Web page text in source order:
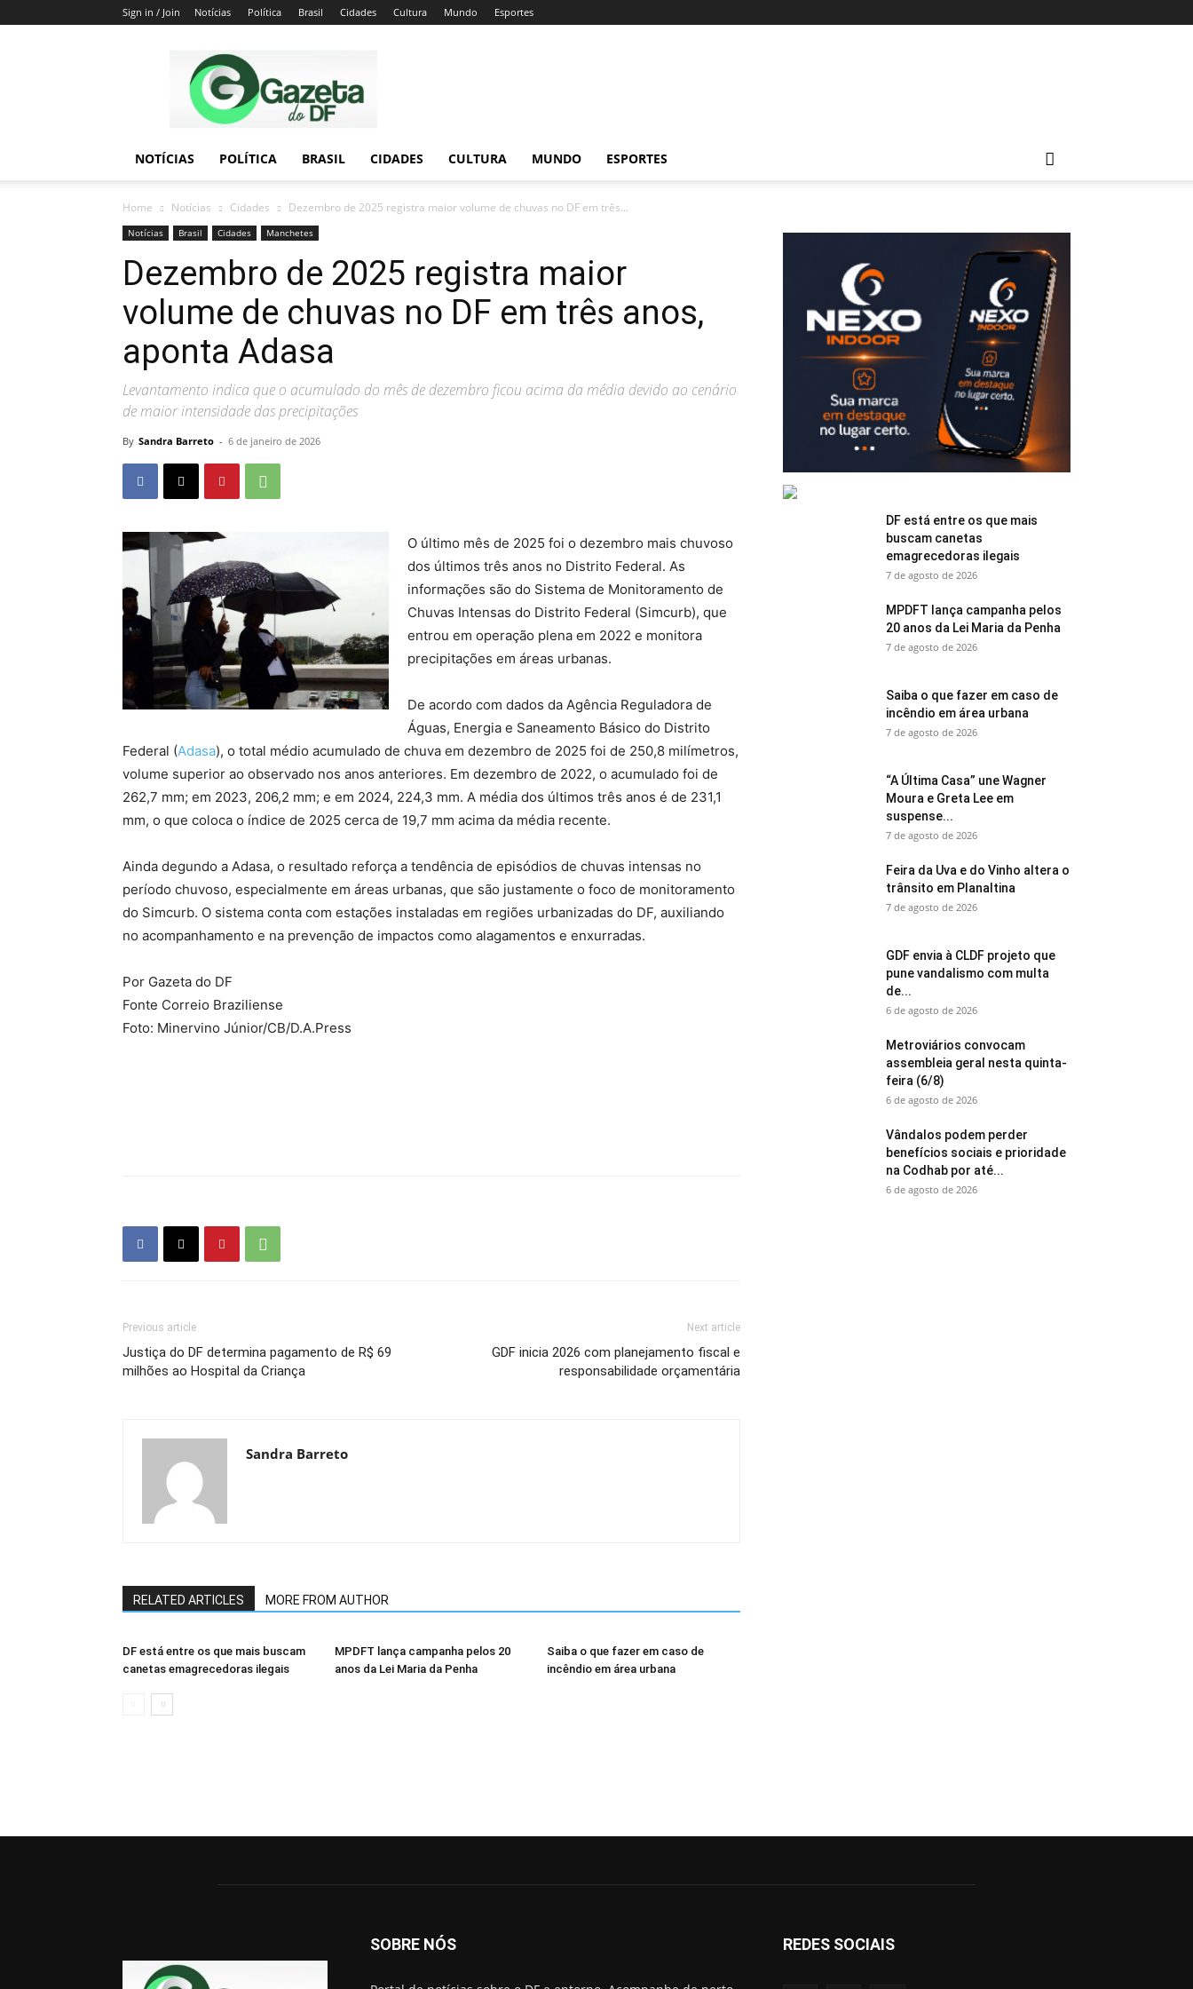
Sign in / Join Notícias Política Brasil Cidades Cultura Mundo Esportes
do
DF
NOTÍCIAS POLÍTICA BRASIL CIDADES CULTURA MUNDO ESPORTES
Home Notícias Cidades Dezembro de 2025 registra maior volume de chuvas no DF em três...
Notícias Brasil Cidades Manchetes
Dezembro de 2025 registra maior
volume de chuvas no DF em três anos,
aponta Adasa
Levantamento indica que o acumulado do mês de dezembro ficou acima da média devido ao cenário
de maior intensidade das precipitações
By Sandra Barreto - 6 de janeiro de 2026
O último mês de 2025 foi o dezembro mais chuvoso
dos últimos três anos no Distrito Federal. As
informações são do Sistema de Monitoramento de
Chuvas Intensas do Distrito Federal (Simcurb), que
entrou em operação plena em 2022 e monitora
precipitações em áreas urbanas.
De acordo com dados da Agência Reguladora de
Águas, Energia e Saneamento Básico do Distrito
Federal (Adasa), o total médio acumulado de chuva em dezembro de 2025 foi de 250,8 milímetros,
volume superior ao observado nos anos anteriores. Em dezembro de 2022, o acumulado foi de
262,7 mm; em 2023, 206,2 mm; e em 2024, 224,3 mm. A média dos últimos três anos é de 231,1
mm, o que coloca o índice de 2025 cerca de 19,7 mm acima da média recente.
Ainda degundo a Adasa, o resultado reforça a tendência de episódios de chuvas intensas no
período chuvoso, especialmente em áreas urbanas, que são justamente o foco de monitoramento
do Simcurb. O sistema conta com estações instaladas em regiões urbanizadas do DF, auxiliando
no acompanhamento e na prevenção de impactos como alagamentos e enxurradas.
Por Gazeta do DF
Fonte Correio Braziliense
Foto: Minervino Júnior/CB/D.A.Press
Previous article
Justiça do DF determina pagamento de R$ 69
milhões ao Hospital da Criança
Next article
GDF inicia 2026 com planejamento fiscal e
responsabilidade orçamentária
Sandra Barreto
RELATED ARTICLES MORE FROM AUTHOR
DF está entre os que mais buscam
canetas emagrecedoras ilegais
MPDFT lança campanha pelos 20
anos da Lei Maria da Penha
Saiba o que fazer em caso de
incêndio em área urbana
DF está entre os que mais
buscam canetas
emagrecedoras ilegais
7 de agosto de 2026
MPDFT lança campanha pelos
20 anos da Lei Maria da Penha
7 de agosto de 2026
Saiba o que fazer em caso de
incêndio em área urbana
7 de agosto de 2026
“A Última Casa” une Wagner
Moura e Greta Lee em
suspense...
7 de agosto de 2026
Feira da Uva e do Vinho altera o
trânsito em Planaltina
7 de agosto de 2026
GDF envia à CLDF projeto que
pune vandalismo com multa
de...
6 de agosto de 2026
Metroviários convocam
assembleia geral nesta quinta-
feira (6/8)
6 de agosto de 2026
Vândalos podem perder
benefícios sociais e prioridade
na Codhab por até...
6 de agosto de 2026
SOBRE NÓS REDES SOCIAIS